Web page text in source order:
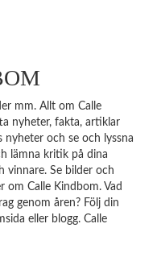
mm. Allt om Calle
nyheter, fakta, artiklar
nyheter och se och lyssna
lämna kritik på dina
vinnare. Se bilder och
om Calle Kindbom. Vad
genom åren? Följ din
eller blogg. Calle